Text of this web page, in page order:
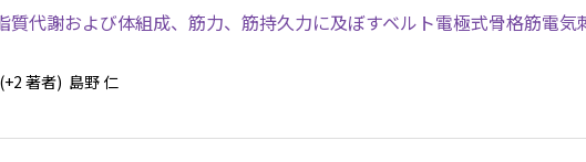
質代謝および体組成、筋力、筋持久力に及ぼすベルト電極式骨格筋電気
(+2 著者) 島野 仁